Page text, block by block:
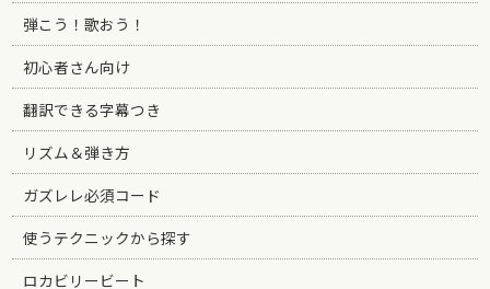
弾こう！歌おう！
初心者さん向け
翻訳できる字幕つき
リズム＆弾き方
ガズレレ必須コード
使うテクニックから探す
ロカビリービート